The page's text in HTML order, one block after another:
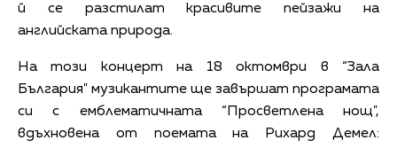
й се разстилат красивите пейзажи на
английската природа.
На този концерт на 18 октомври в “Зала
България" музикантите ще завършат програмата
си с емблематичната “Просветлена нощ",
вдъхновена от поемата на Рихард Демел: